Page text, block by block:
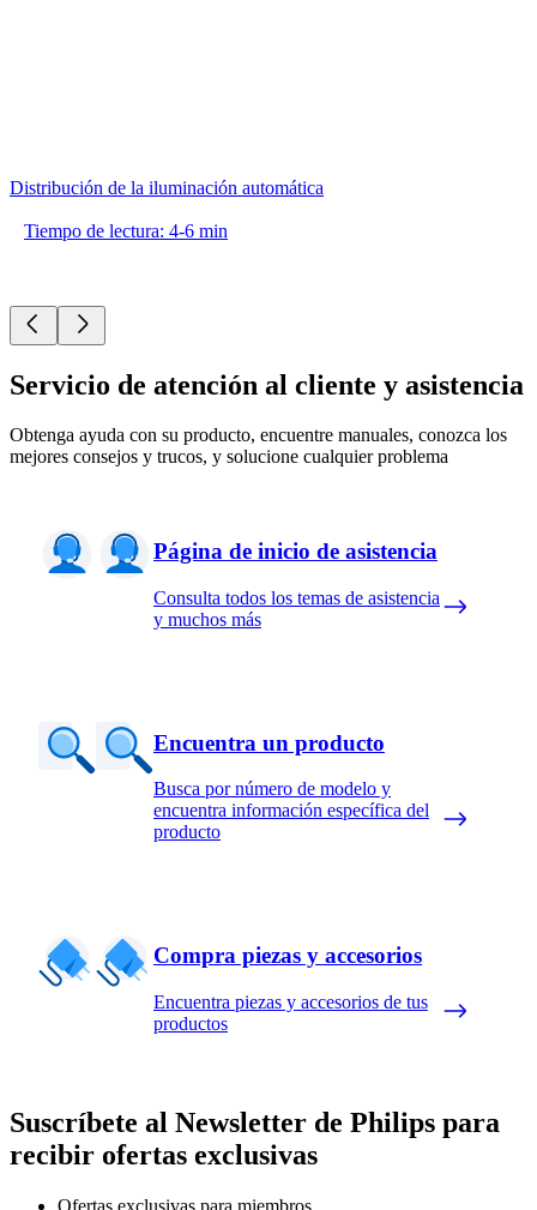
Distribución de la iluminación automática
Tiempo de lectura: 4-6 min
Servicio de atención al cliente y asistencia
Obtenga ayuda con su producto, encuentre manuales, conozca los
mejores consejos y trucos, y solucione cualquier problema
Página de inicio de asistencia
Consulta todos los temas de asistencia
y muchos más
Encuentra un producto
Busca por número de modelo y
encuentra información específica del
producto
Compra piezas y accesorios
Encuentra piezas y accesorios de tus
productos
Suscríbete al Newsletter de Philips para
recibir ofertas exclusivas
Ofertas exclusivas para miembros.